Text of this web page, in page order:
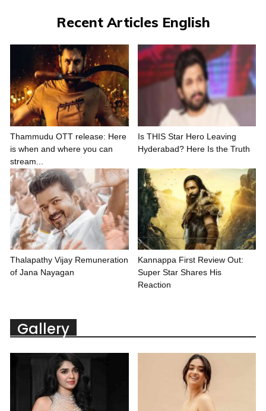
Recent Articles English
Thammudu OTT release: Here
is when and where you can
stream...
Is THIS Star Hero Leaving
Hyderabad? Here Is the Truth
Thalapathy Vijay Remuneration
of Jana Nayagan
Kannappa First Review Out:
Super Star Shares His
Reaction
Gallery